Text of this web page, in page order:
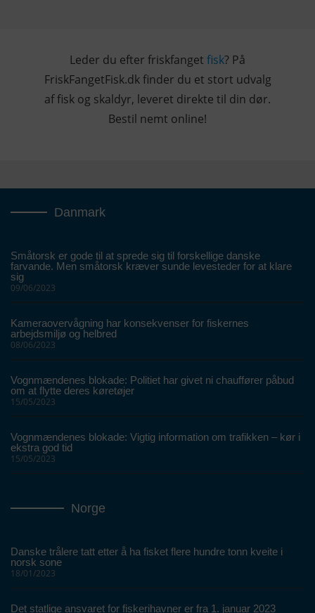
Leder du efter friskfanget fisk? På
FriskFangetFisk.dk finder du et stort udvalg
af fisk og skaldyr, leveret direkte til din dør.
Bestil nemt online!
Danmark
Småtorsk er gode til at sprede sig til forskellige danske
farvande. Men småtorsk kræver sunde levesteder for at klare
sig
09/06/2023
Kameraovervågning har konsekvenser for fiskernes
arbejdsmiljø og helbred
08/06/2023
Vognmændenes blokade: Politiet har givet ni chauffører påbud
om at flytte deres køretøjer
15/05/2023
Vognmændenes blokade: Vigtig information om trafikken – kør i
ekstra god tid
15/05/2023
Norge
Danske trålere tatt etter å ha fisket flere hundre tonn kveite i
norsk sone
18/01/2023
Det statlige ansvaret for fiskerihavner er fra 1. januar 2023